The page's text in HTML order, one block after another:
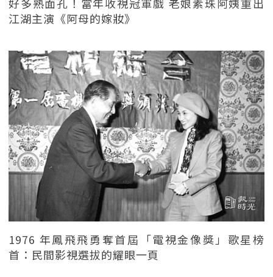
江湖主演《阿母的嫁妝》
1976 年鳳飛飛勇奪首屆「電視金像獎」歌星榜
首：民間影視選拔的耀眼一頁